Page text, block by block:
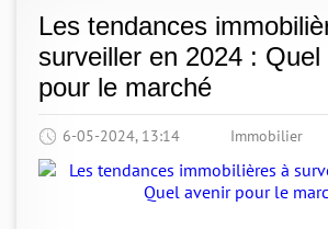
Les tendances
surveiller en 2024 : Quel
pour le marché
6-05-2024, 13:14 Immobilier